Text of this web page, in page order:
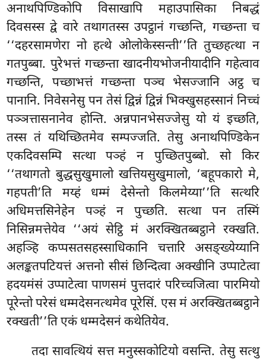
अनाथपिण्डिकोपि विसाखापि महाउपासिका निबद्धं
दिवसस्स द्वे वारे तथागतस्स उपट्ठानं गच्छन्ति, गच्छन्ता च
‘‘दहरसामणेरा नो हत्थे ओलोकेस्सन्ती’’ति तुच्छहत्था न
गतपुब्बा. पुरेभत्तं गच्छन्ता खादनीयभोजनीयादीनि गहेत्वाव
गच्छन्ति, पच्छाभत्तं गच्छन्ता पञ्च भेसज्जानि अट्ठ च
पानानि. निवेसनेसु पन तेसं द्विन्नं द्विन्नं भिक्खुसहस्सानं निच्चं
पञ्ञत्तासनानेव होन्ति. अन्नपानभेसज्जेसु यो यं इच्छति,
तस्स तं यथिच्छितमेव सम्पज्जति. तेसु अनाथपिण्डिकेन
एकदिवसम्पि सत्था पञ्हं न पुच्छितपुब्बो. सो किर
‘‘तथागतो बुद्धसुखुमालो खत्तियसुखुमालो, ‘बहूपकारो मे,
गहपती’ति मय्हं धम्मं देसेन्तो किलमेय्या’’ति सत्थरि
अधिमत्तसिनेहेन पञ्हं न पुच्छति. सत्था पन तस्मिं
निसिन्नमत्तेयेव ‘‘अयं सेट्ठि मं अरक्खितब्बट्ठाने रक्खति.
अहञ्हि कप्पसतसहस्साधिकानि चत्तारि असङ्ख्येय्यानि
अलङ्कतपटियत्तं अत्तनो सीसं छिन्दित्वा अक्खीनि उप्पाटेत्वा
हदयमंसं उप्पाटेत्वा पाणसमं पुत्तदारं परिच्चजित्वा पारमियो
पूरेन्तो परेसं धम्मदेसनत्थमेव पूरेसिं. एस मं अरक्खितब्बट्ठाने
रक्खती’’ति एकं धम्मदेसनं कथेतियेव.
तदासावत्थियं सत्त मनुस्सकोटियो वसन्ति. तेसु सत्थु